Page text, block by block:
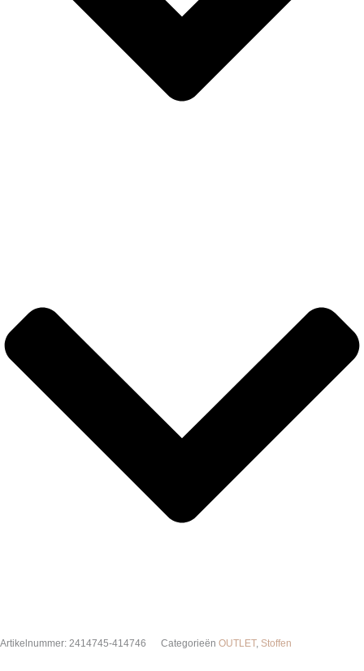
Artikelnummer: 2414745-414746 Categorieën OUTLET, Stoffen